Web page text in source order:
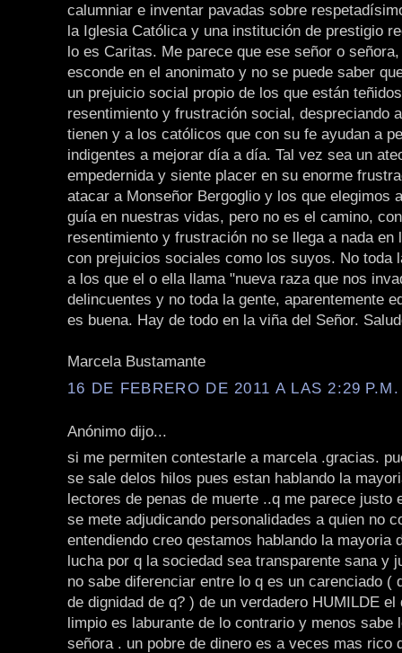
calumniar e inventar pavadas sobre
la Iglesia Católica y una institución de prestigio
lo es Caritas. Me parece que ese señor o
esconde en el anonimato y no se puede saber
un prejuicio social propio de los que están
resentimiento y frustración social, despreciando
tienen y a los católicos que con su fe ayudan a
indigentes a mejorar día a día. Tal vez sea un
empedernida y siente placer en su enorme
atacar a Monseñor Bergoglio y los que elegimos
guía en nuestras vidas, pero no es el camino,
resentimiento y frustración no se llega a nada en
con prejuicios sociales como los suyos. No toda
a los que el o ella llama "nueva raza que nos
delincuentes y no toda la gente, aparentemente
es buena. Hay de todo en la viña del Señor.
Marcela Bustamante
16 DE FEBRERO DE 2011 A LAS 2:29 P.M.
Anónimo dijo...
si me permiten contestarle a marcela .gracias.
se sale delos hilos pues estan hablando la
lectores de penas de muerte ..q me parece justo
se mete adjudicando personalidades a quien no
entendiendo creo qestamos hablando la mayoria
lucha por q la sociedad sea transparente sana y
no sabe diferenciar entre lo q es un carenciado (
de dignidad de q? ) de un verdadero HUMILDE el
limpio es laburante de lo contrario y menos sabe
señora . un pobre de dinero es a veces mas rico